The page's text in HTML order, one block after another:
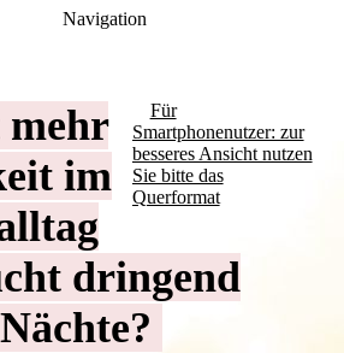
Navigation
Für
Smartphonenutzer: zur
besseres Ansicht nutzen
Sie bitte das
Querformat
im
dringend